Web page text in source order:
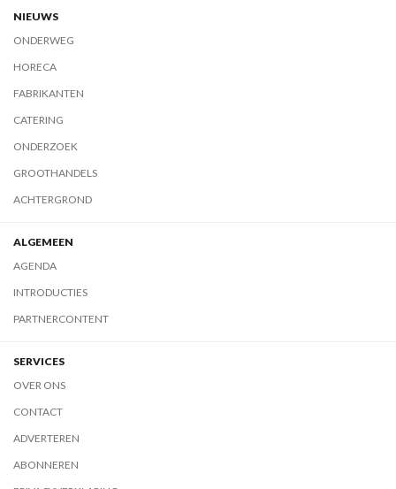
NIEUWS
ONDERWEG
HORECA
FABRIKANTEN
CATERING
ONDERZOEK
GROOTHANDELS
ACHTERGROND
ALGEMEEN
AGENDA
INTRODUCTIES
PARTNERCONTENT
SERVICES
OVER ONS
CONTACT
ADVERTEREN
ABONNEREN